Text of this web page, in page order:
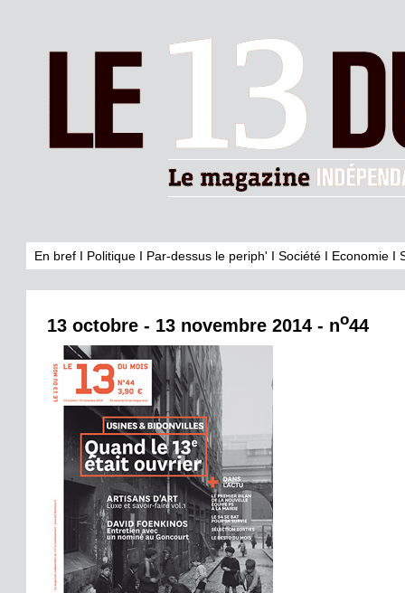
En bref I Politique I Par-dessus le periph' I Société I Economie I
13 octobre - 13 novembre 2014 - no44